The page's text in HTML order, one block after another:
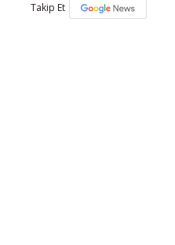
Takip Et